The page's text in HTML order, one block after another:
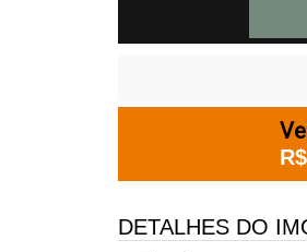
DETALHES DO